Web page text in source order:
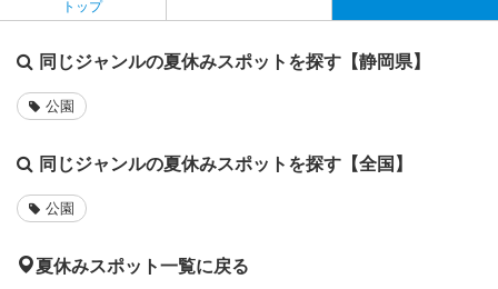
トップ
同じジャンルの夏休みスポットを探す【静岡県】
公園
同じジャンルの夏休みスポットを探す【全国】
公園
夏休みスポット一覧に戻る